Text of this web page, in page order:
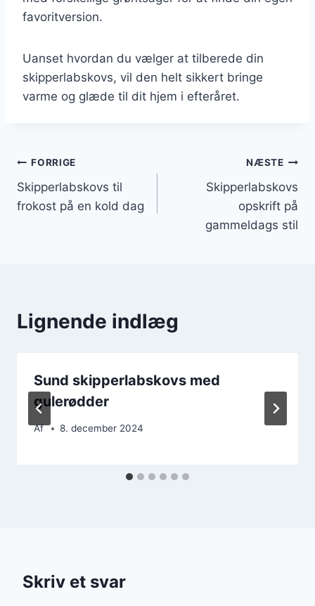
favoritversion.
Uanset hvordan du vælger at tilberede din
skipperlabskovs, vil den helt sikkert bringe
varme og glæde til dit hjem i efteråret.
Indlægsnavigation
FORRIGE
Skipperlabskovs til
frokost på en kold dag
NÆSTE
Skipperlabskovs
opskrift på
gammeldags stil
Lignende indlæg
Sund skipperlabskovs med
gulerødder
Af 8. december 2024
Skriv et svar